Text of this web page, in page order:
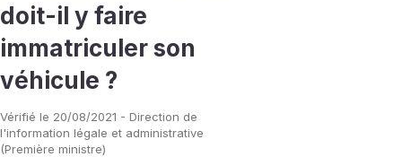
doit-il y faire
immatriculer son
véhicule ?
Vérifié le 20/08/2021 - Direction de
l'information légale et administrative
(Première ministre)